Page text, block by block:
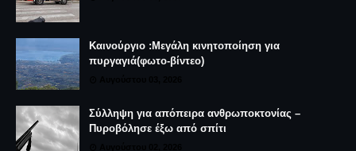
Καινούργιο :Μεγάλη κινητοποίηση για
πυργαγιά(φωτο-βίντεο)
Σύλληψη για απόπειρα ανθρωποκτονίας –
Πυροβόλησε έξω από σπίτι